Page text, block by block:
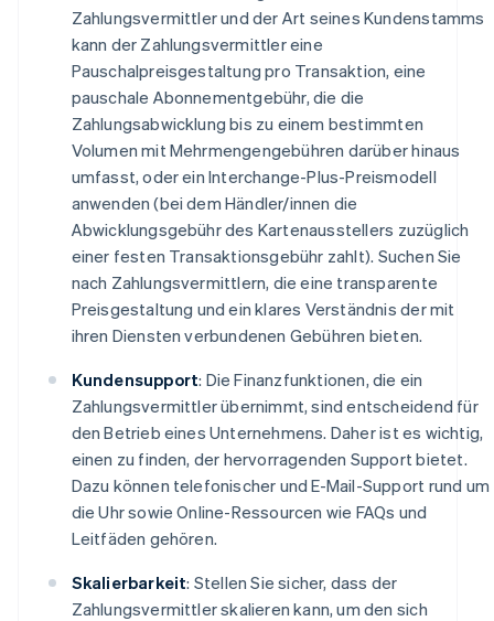
Zahlungsvermittler und der Art seines Kundenstamms
kann der Zahlungsvermittler eine
Pauschalpreisgestaltung pro Transaktion, eine
pauschale Abonnementgebühr, die die
Zahlungsabwicklung bis zu einem bestimmten
Volumen mit Mehrmengengebühren darüber hinaus
umfasst, oder ein Interchange-Plus-Preismodell
anwenden (bei dem Händler/innen die
Abwicklungsgebühr des Kartenausstellers zuzüglich
einer festen Transaktionsgebühr zahlt). Suchen Sie
nach Zahlungsvermittlern, die eine transparente
Preisgestaltung und ein klares Verständnis der mit
ihren Diensten verbundenen Gebühren bieten.
Kundensupport: Die Finanzfunktionen, die ein
Zahlungsvermittler übernimmt, sind entscheidend für
den Betrieb eines Unternehmens. Daher ist es wichtig,
einen zu finden, der hervorragenden Support bietet.
Dazu können telefonischer und E-Mail-Support rund um
die Uhr sowie Online-Ressourcen wie FAQs und
Leitfäden gehören.
Skalierbarkeit: Stellen Sie sicher, dass der
Zahlungsvermittler skalieren kann, um den sich